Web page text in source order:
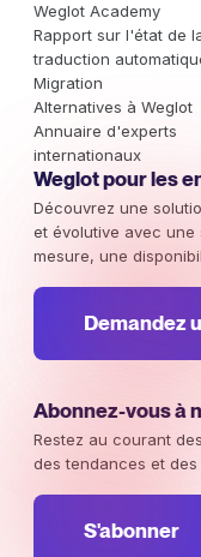
Weglot Academy
Rapport sur l'état de
traduction
Migration
Alternatives à Weglot
Annuaire d'experts
internationaux
Weglot pour les
Découvrez une
et évolutive avec
mesure, une
Demandez
Abonnez-vous à
Restez au courant
des tendances et
S'abonner